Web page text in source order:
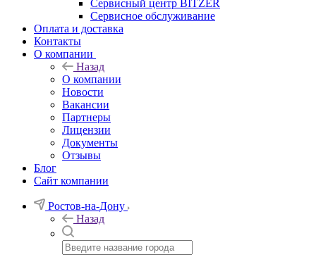
Сервисный центр BITZER
Сервисное обслуживание
Оплата и доставка
Контакты
О компании
Назад
О компании
Новости
Вакансии
Партнеры
Лицензии
Документы
Отзывы
Блог
Сайт компании
Ростов-на-Дону
Назад